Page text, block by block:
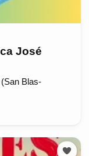
José
Blas-